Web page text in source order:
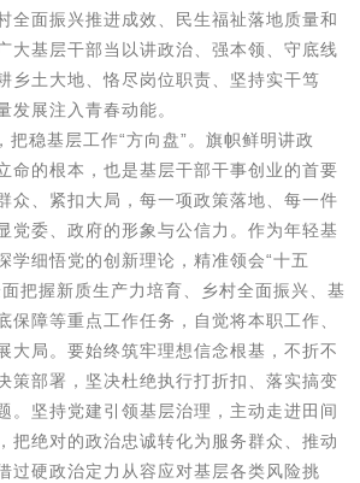
全面振兴推进成效、民生福祉落地质量和
大基层干部当以讲政治、强本领、守底线
乡土大地、恪尽岗位职责、坚持实干笃
发展注入青春动能。
把稳基层工作“方向盘”。旗帜鲜明讲政
命的根本，也是基层干部干事创业的首要
众、紧扣大局，每一项政策落地、每一件
党委、政府的形象与公信力。作为年轻基
学细悟党的创新理论，精准领会“十五
把握新质生产力培育、乡村全面振兴、基
保障等重点工作任务，自觉将本职工作、
大局。要始终筑牢理想信念根基，不折不
策部署，坚决杜绝执行打折扣、落实搞变
。坚持党建引领基层治理，主动走进田间
把绝对的政治忠诚转化为服务群众、推动
过硬政治定力从容应对基层各类风险挑